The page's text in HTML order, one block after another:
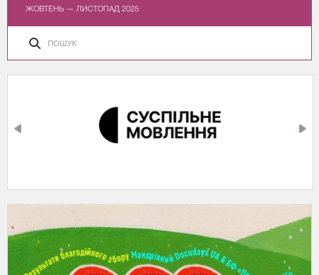
ЖОВТЕНЬ — ЛИСТОПАД 2025